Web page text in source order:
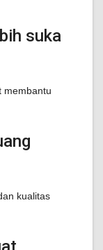
suka
membantu
kualitas